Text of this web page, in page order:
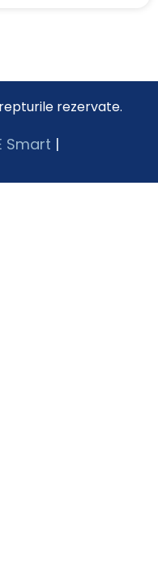
rezervate.
Smart |